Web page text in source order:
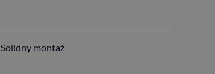
Solidny montaż